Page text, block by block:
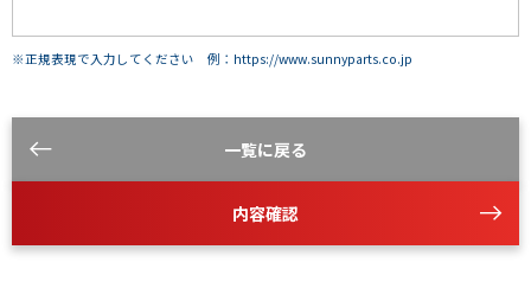
※正規表現で入力してください 例：https://www.sunnyparts.co.jp
一覧に戻る
内容確認